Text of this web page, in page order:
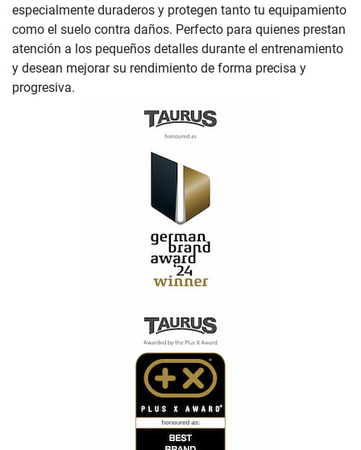
especialmente duraderos y protegen tanto tu equipamiento
como el suelo contra daños. Perfecto para quienes prestan
atención a los pequeños detalles durante el entrenamiento
y desean mejorar su rendimiento de forma precisa y
progresiva.